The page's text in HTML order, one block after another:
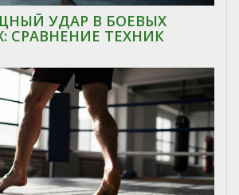
УДАР В БОЕВЫХ
СРАВНЕНИЕ ТЕХНИК